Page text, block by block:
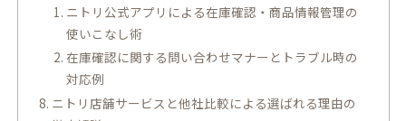
ニトリ公式アプリによる在庫確認・商品情報管理の
使いこなし術
在庫確認に関する問い合わせマナーとトラブル時の
対応例
ニトリ店舗サービスと他社比較による選ばれる理由の